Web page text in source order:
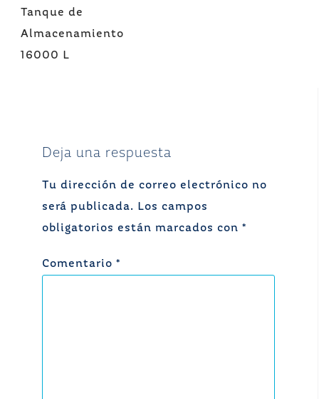
Navegación
de
entradas
Tanque de
Almacenamiento
16000 L
Deja una respuesta
Tu dirección de correo electrónico no
será publicada.
Los campos
obligatorios están marcados con *
Comentario *